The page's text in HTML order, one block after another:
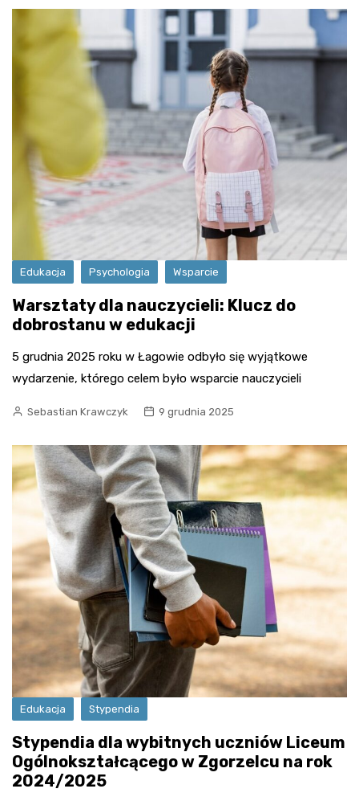
Edukacja Psychologia Wsparcie
Warsztaty dla nauczycieli: Klucz do
dobrostanu w edukacji
5 grudnia 2025 roku w Łagowie odbyło się wyjątkowe
wydarzenie, którego celem było wsparcie nauczycieli
Sebastian Krawczyk 9 grudnia 2025
Edukacja Stypendia
Stypendia dla wybitnych uczniów Liceum
Ogólnokształcącego w Zgorzelcu na rok
2024/2025